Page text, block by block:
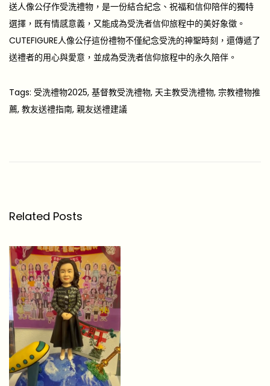
送人像公仔作受洗禮物，是一份結合紀念、祝福和信仰陪伴的獨特
選擇，既有情感意義，又能成為受洗者信仰旅程中的美好象徵。
CUTEFIGURE人像公仔這份禮物不僅紀念受洗的神聖時刻，還傳遞了
送禮者的用心與愛意，並成為受洗者信仰旅程中的永久陪伴。
Tags: 受洗禮物2025, 基督教受洗禮物, 天主教受洗禮物, 宗教禮物推
薦, 教友送禮指南, 親友送禮建議
何
謝
？
1
0
款
重
謝
禮
物
Related Posts